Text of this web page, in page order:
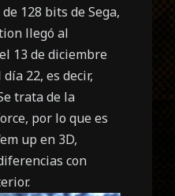
128 bits de Sega,
llegó al
13 de diciembre
22, es decir,
trata de la
por lo que es
up en 3D,
con